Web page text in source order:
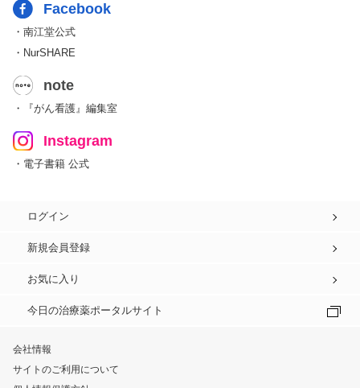
Facebook
・南江堂公式
・NurSHARE
note
・『がん看護』編集室
Instagram
・電子書籍 公式
ログイン
新規会員登録
お気に入り
今日の治療薬ポータルサイト
会社情報
サイトのご利用について